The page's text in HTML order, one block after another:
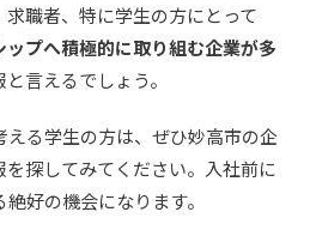
職者、特に学生の方にとって
プへ積極的に取り組む企業が多
言えるでしょう。
る学生の方は、ぜひ妙高市の企
探してみてください。入社前に
好の機会になります。